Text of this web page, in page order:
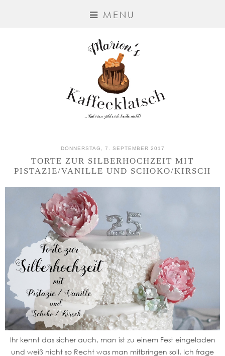
MENU
DONNERSTAG, 7. SEPTEMBER 2017
TORTE ZUR SILBERHOCHZEIT MIT
PISTAZIE/VANILLE UND SCHOKO/KIRSCH
Ihr kennt das sicher auch, man ist zu einem Fest eingeladen
und weiß nicht so Recht was man mitbringen soll. Ich frage